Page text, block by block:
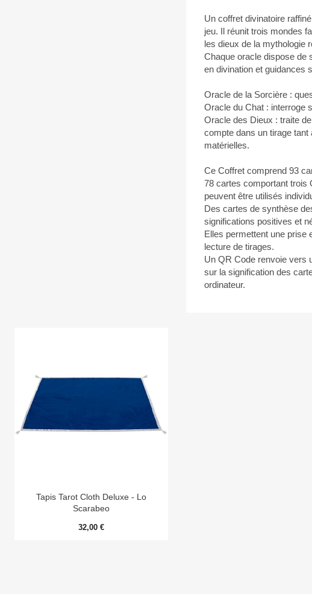
Un coffret divinatoire
jeu. Il réunit trois mondes
les dieux de la mythologie
Chaque oracle dispose de
en divination et guidances
Oracle de la Sorcière :
Oracle du Chat : interroge
Oracle des Dieux : traite
compte dans un tirage tant
matérielles.
Ce Coffret comprend 93
78 cartes comportant trois
peuvent être utilisés
Des cartes de synthèse
significations positives et
Elles permettent une prise
lecture de tirages.
Un QR Code renvoie vers
sur la signification des
ordinateur.
Aperçu rapide
Tapis Tarot Cloth Deluxe - Lo
Scarabeo
32,00 €